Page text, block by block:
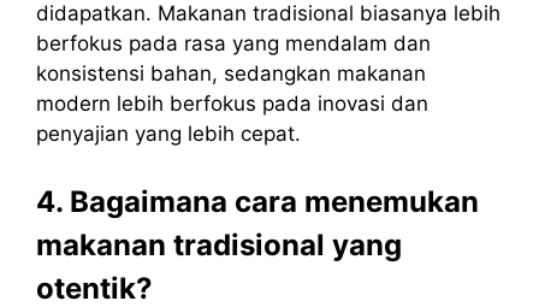
didapatkan. Makanan tradisional biasanya lebih
berfokus pada rasa yang mendalam dan
konsistensi bahan, sedangkan makanan
modern lebih berfokus pada inovasi dan
penyajian yang lebih cepat.
4. Bagaimana cara menemukan
makanan tradisional yang
otentik?